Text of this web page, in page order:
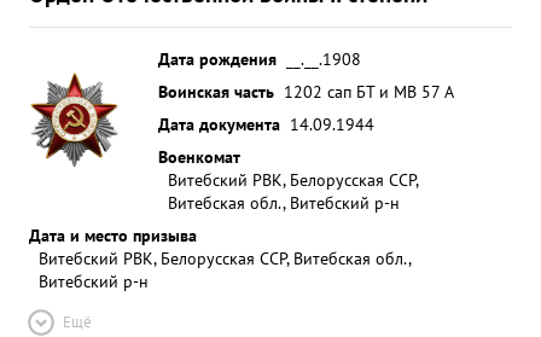
Дата рождения
__.__.1908
Воинская часть 1202 сап БТ и МВ 57 А
Дата документа 14.09.1944
Военкомат
Витебский РВК, Белорусская ССР,
Витебская обл., Витебский р-н
Дата и место призыва
Витебский РВК, Белорусская ССР, Витебская обл.,
Витебский р-н
Ещё